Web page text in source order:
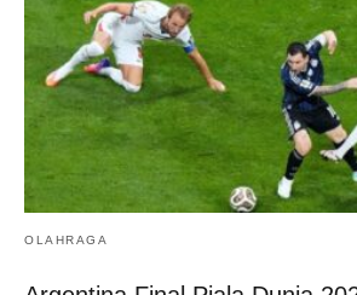
OLAHRAGA